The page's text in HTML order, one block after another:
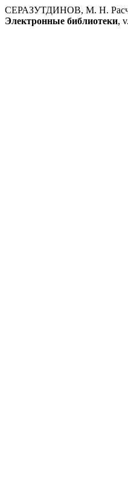
СЕРАЗУТДИНОВ, М. Н. Расчет
Электронные библиотеки,